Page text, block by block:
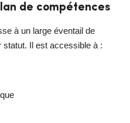
de compétences
à un large éventail de
statut. Il est accessible à :